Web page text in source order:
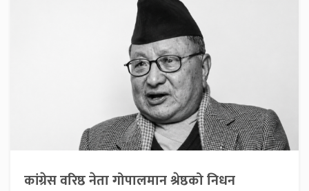
कांग्रेस वरिष्ठ नेता गोपालमान श्रेष्ठको निधन